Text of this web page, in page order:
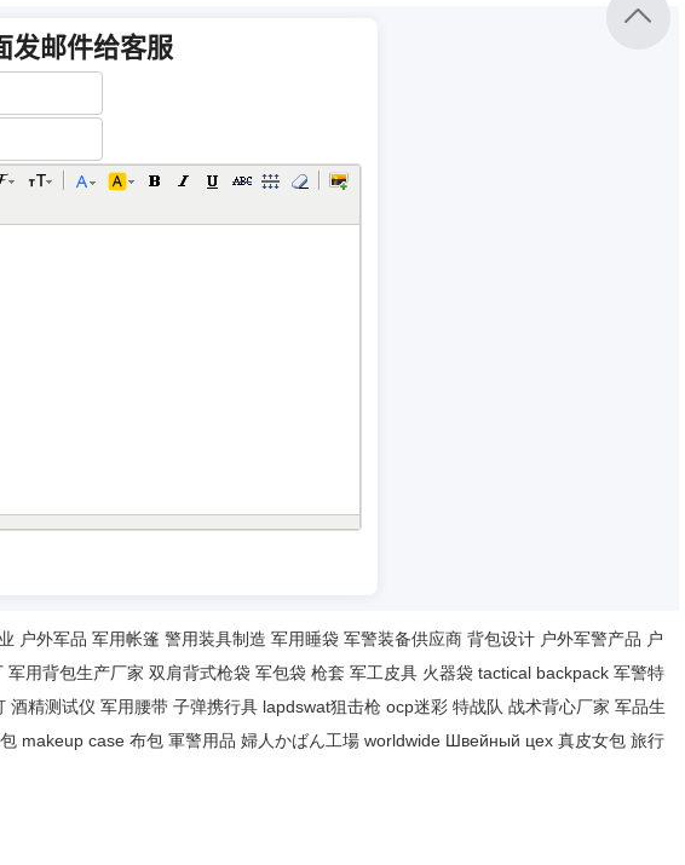
户外军品 军用帐篷 警用装具制造 军用睡袋 军警装备供应商 背包设计 户外军警产品 户
军用背包生产厂家 双肩背式枪袋 军包袋 枪套 军工皮具 火器袋 tactical backpack 军警特
酒精测试仪 军用腰带 子弹携行具 lapdswat狙击枪 ocp迷彩 特战队 战术背心厂家 军品生
makeup case 布包 軍警用品 婦人かばん工場 worldwide Швейный цех 真皮女包 旅行